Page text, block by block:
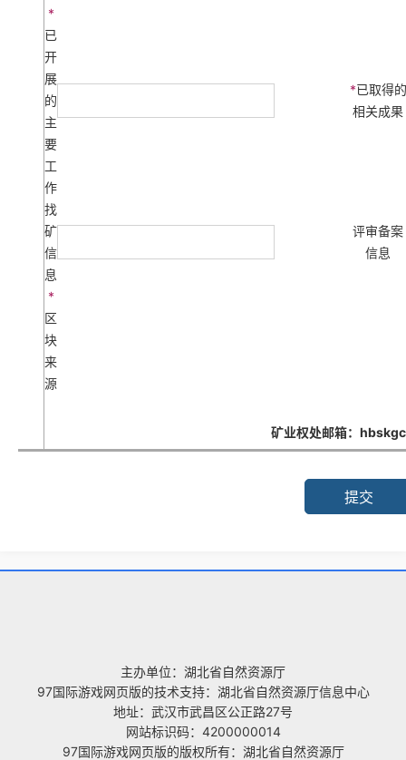
*
已
开
展
的
主
要
工
作
*已取得的
相关成果
找
矿
信
息
评审备案
信息
*
区
块
来
源
矿业权处邮箱：
提交
主办单位：湖北省自然资源厅
97国际游戏网页版的技术支持：湖北省自然资源厅信息中心
地址：武汉市武昌区公正路27号
网站标识码：4200000014
97国际游戏网页版的版权所有：湖北省自然资源厅